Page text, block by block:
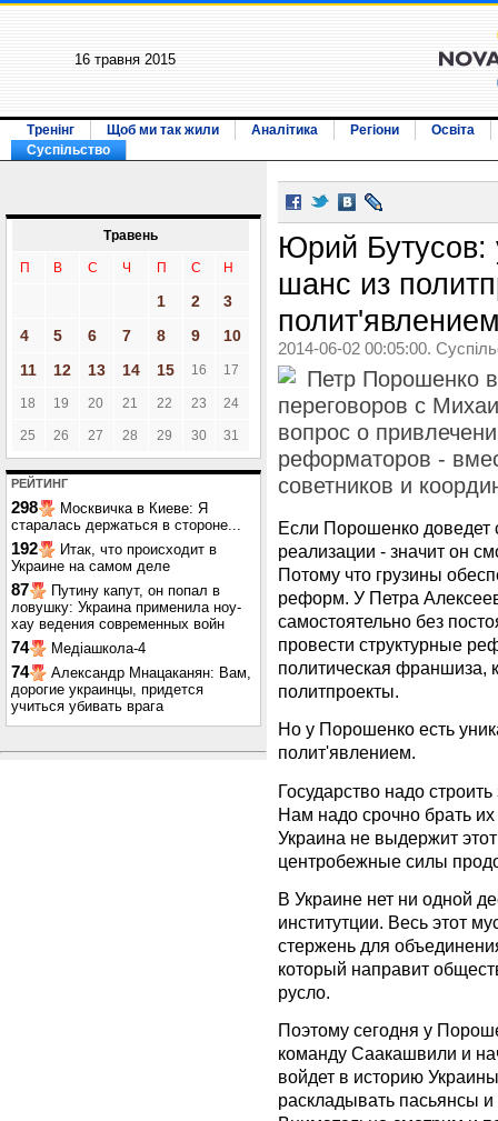
16 травня 2015
Тренінг Щоб ми так жили Аналітика Регіони
Освіта
Суспільство
Травень
П В С Ч П С Н
1 2
3
4
5 6 7 8 9
10
11
12 13 14 15 16 17
18 19 20 21 22 23 24
25 26 27 28 29 30 31
РЕЙТИНГ
298
Москвичка в Киеве: Я
старалась держаться в стороне...
192
Итак, что происходит в
Украине на самом деле
87
Путину капут, он попал в
ловушку: Украина применила ноу-
хау ведения современных войн
74 Медіашкола-4
74
Александр Мнацаканян: Вам,
дорогие украинцы, придется
учиться убивать врага
Юрий Бутусов:
шанс из
2014-06-02 00:05:00.
Петр Порошенко
переговоров с
вопрос о
реформаторов -
советников и
Если Порошенко
реализации - значит он
Потому что грузины
реформ. У Петра
самостоятельно без
провести структурные
политическая франшиза,
политпроекты.
Но у Порошенко есть
полит'явлением.
Государство надо
Нам надо срочно брать
Украина не выдержит
центробежные силы
В Украине нет ни одной
институтции. Весь этот
стержень для
который направит
русло.
Поэтому сегодня у
команду Саакашвили и
войдет в историю
раскладывать пасьянсы